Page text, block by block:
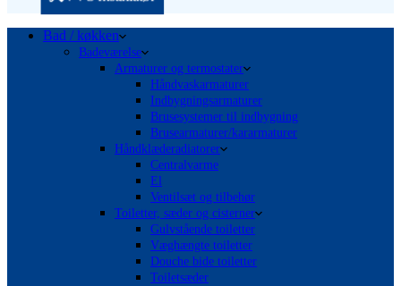
Bad / køkken
Badeværelse
Armaturer og termostater
Håndvaskarmaturer
Indbygningsarmaturer
Brusesystemer til indbygning
Brusearmaturer/kararmaturer
Håndklæderadiatorer
Centralvarme
El
Ventilsæt og tilbehør
Toiletter, sæder og cisterner
Gulvstående toiletter
Væghængte toiletter
Douche bide toiletter
Toiletsæder